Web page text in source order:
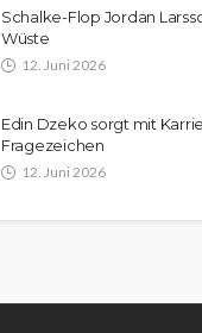
Schalke-Flop Jordan
Wüste
12. Juni 2026
Edin Dzeko sorgt mit
Fragezeichen
12. Juni 2026